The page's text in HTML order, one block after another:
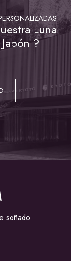
Luna
?
soñado